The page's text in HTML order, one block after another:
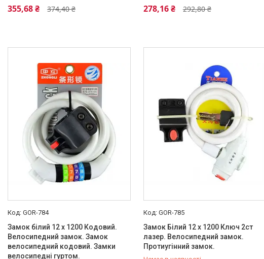
374,40 ₴
355,68 ₴ 292,80 ₴
278,16 ₴
GOR-784
Замок білий 12 х 1200 Кодовий.
Велосипедний замок. Замок
велосипедний кодовий. Замки
велосипедні гуртом.
GOR-785
Замок Білий 12 х 1200 Ключ 2ст
лазер. Велосипедний замок.
Протиугінний замок.